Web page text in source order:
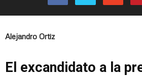
Alejandro Ortiz
El excandidato a la